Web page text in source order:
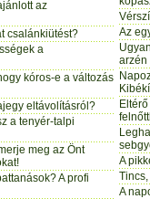
az
csalánkiütést?
a
kóros-e a változás
eltávolításról?
a tenyér-talpi
meg az Önt
A profi
Az
arzén
A
A